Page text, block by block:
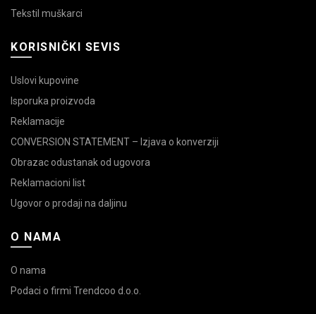
Tekstil muškarci
KORISNIČKI SEVIS
Uslovi kupovine
Isporuka proizvoda
Reklamacije
CONVERSION STATEMENT – Izjava o konverziji
Obrazac odustanak od ugovora
Reklamacioni list
Ugovor o prodaji na daljinu
O NAMA
O nama
Podaci o firmi Trendcoo d.o.o.